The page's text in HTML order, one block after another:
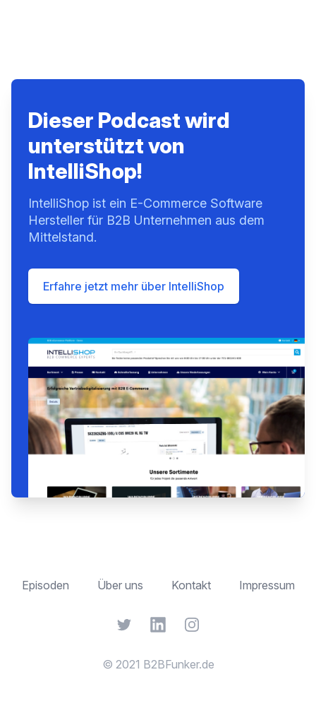
Dieser Podcast wird
unterstützt von
IntelliShop!
IntelliShop ist ein E-Commerce Software
Hersteller für B2B Unternehmen aus dem
Mittelstand.
Erfahre jetzt mehr über IntelliShop
Episoden Über uns Kontakt Impressum
Twitter LinkedInInstagram
© 2021 B2BFunker.de